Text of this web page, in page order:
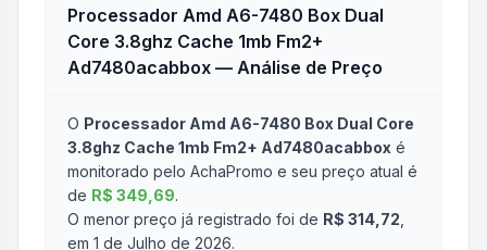
Processador Amd A6-7480 Box Dual
Core 3.8ghz Cache 1mb Fm2+
Ad7480acabbox — Análise de Preço
O Processador Amd A6-7480 Box Dual Core
3.8ghz Cache 1mb Fm2+ Ad7480acabbox é
monitorado pelo AchaPromo e seu preço atual é
de R$ 349,69.
O menor preço já registrado foi de R$ 314,72
em 1 de Julho de 2026.